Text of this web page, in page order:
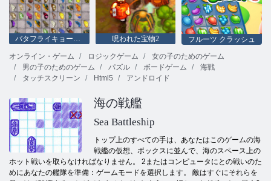
バタフライキョーダイHD 呪われた宝物2
フルーツ クラッシュ
オンライン・ゲーム
ロジックゲーム
女の子のためのゲーム
男の子のためのゲーム
パズル ボードゲーム
海戦
タッチスクリーン
Html5 アンドロイド
海の戦艦
Sea Battleship
トップ上のすべての手は、あなたはこのゲームの海
戦艦の仮想、ボックスに並んで、海のスペース上の
ホット戦いを取らなければなりません。 2またはコンピュータにとの戦いのた
めにあなたの艦隊を準備：ゲームモードを選択します。 敵はすぐにそれらを